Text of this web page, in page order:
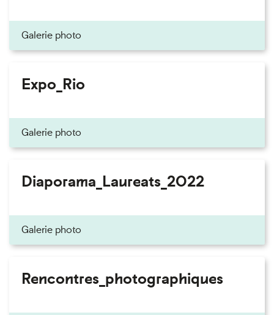
Galerie photo
Expo_Rio
Galerie photo
Diaporama_Laureats_2022
Galerie photo
Rencontres_photographiques